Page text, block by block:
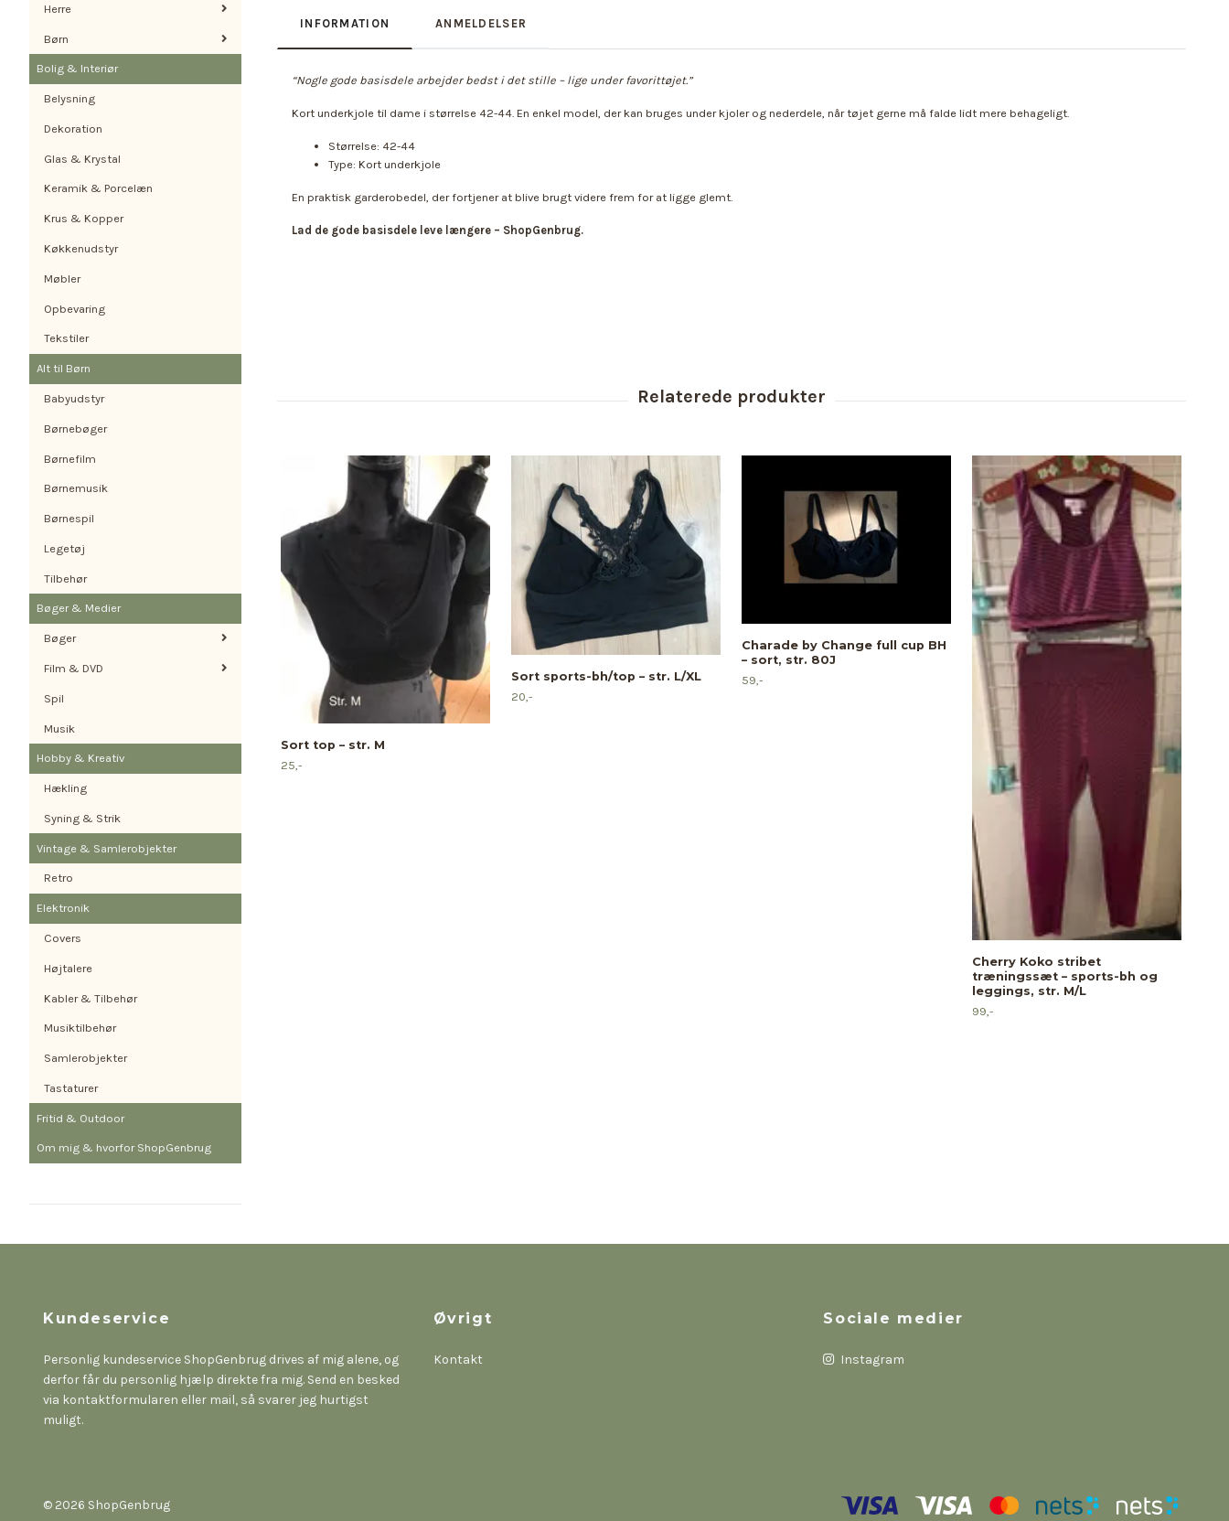
Herre
Børn
Bolig & Interiør
Belysning
Dekoration
Glas & Krystal
Keramik & Porcelæn
Krus & Kopper
Køkkenudstyr
Møbler
Opbevaring
Tekstiler
Alt til Børn
Babyudstyr
Børnebøger
Børnefilm
Børnemusik
Børnespil
Legetøj
Tilbehør
Bøger & Medier
Bøger
Film & DVD
Spil
Musik
Hobby & Kreativ
Hækling
Syning & Strik
Vintage & Samlerobjekter
Retro
Elektronik
Covers
Højtalere
Kabler & Tilbehør
Musiktilbehør
Samlerobjekter
Tastaturer
Fritid & Outdoor
Om mig & hvorfor ShopGenbrug
INFORMATION ANMELDELSER
“Nogle gode basisdele arbejder bedst i det stille – lige under favorittøjet.”
Kort underkjole til dame i størrelse 42-44. En enkel model, der kan bruges under kjoler og nederdele, når tøjet gerne må falde lidt mere behageligt.
Størrelse: 42-44
Type: Kort underkjole
En praktisk garderobedel, der fortjener at blive brugt videre frem for at ligge glemt.
Lad de gode basisdele leve længere – ShopGenbrug.
Sort top – str. M
25,-
Sort sports-bh/top – str. L/XL
20,-
Charade by Change full cup BH
– sort, str. 80J
59,-
Cherry Koko stribet
træningssæt – sports-bh og
leggings, str. M/L
99,-
Kundeservice
Personlig kundeservice ShopGenbrug drives af mig alene, og
derfor får du personlig hjælp direkte fra mig. Send en besked
via kontaktformularen eller mail, så svarer jeg hurtigst
muligt.
Øvrigt
Kontakt
Sociale medier
Instagram
© 2026 ShopGenbrug